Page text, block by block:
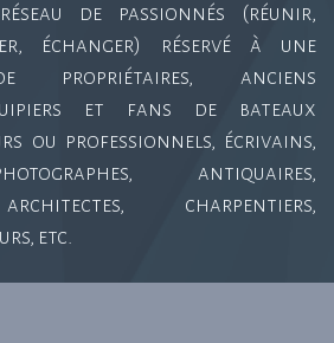
de passionnés (réunir,
échanger) réservé à une
propriétaires, anciens
et fans de bateaux
ou professionnels, écrivains,
antiquaires,
charpentiers,
etc.